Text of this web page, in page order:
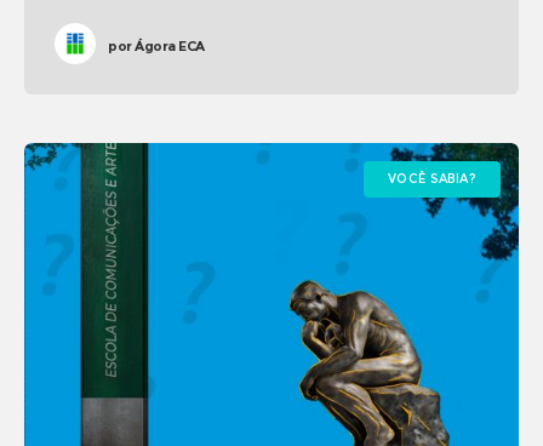
porÁgora ECA
VOCÊ SABIA?